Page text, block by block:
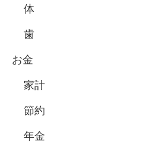
体
歯
お金
家計
節約
年金